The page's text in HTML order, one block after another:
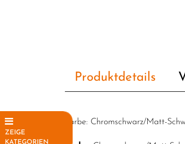
ZEIGE
KATEGORIEN
Produktdetails
Farbe: Chromschwarz/Matt-